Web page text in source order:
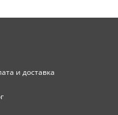
и доставка